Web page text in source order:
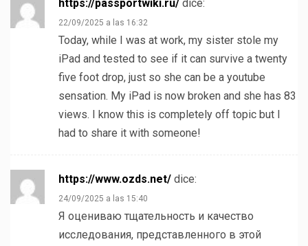
https://passportwiki.ru/ dice:
22/09/2025 a las 16:32
Today, while I was at work, my sister stole my
iPad and tested to see if it can survive a twenty
five foot drop, just so she can be a youtube
sensation. My iPad is now broken and she has 83
views. I know this is completely off topic but I
had to share it with someone!
https://www.ozds.net/ dice:
24/09/2025 a las 15:40
Я оцениваю тщательность и качество
исследования, представленного в этой